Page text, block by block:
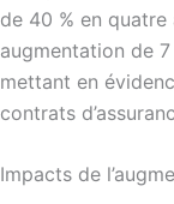
de 40 % en
augmentation de
mettant en
contrats
Impacts de